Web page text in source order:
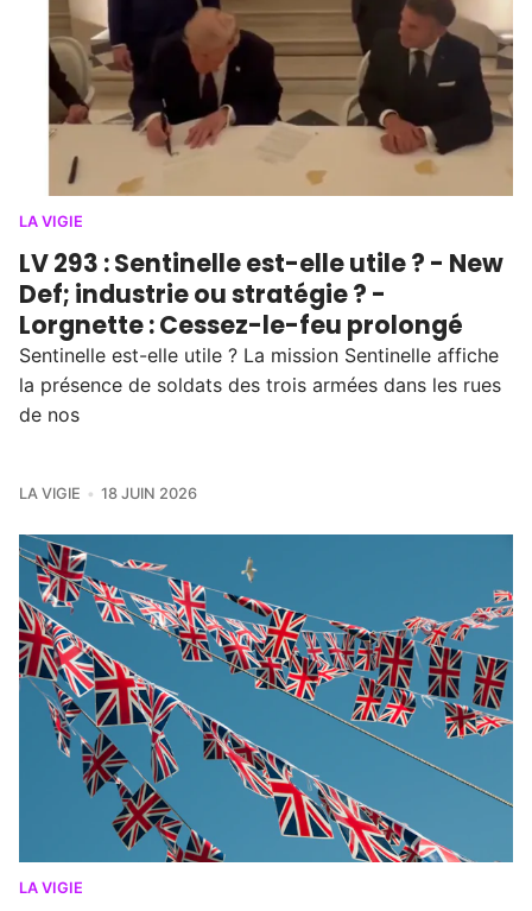
LA VIGIE
LV 293 : Sentinelle est-elle utile ? - New
Def; industrie ou stratégie ? -
Lorgnette : Cessez-le-feu prolongé
Sentinelle est-elle utile ? La mission Sentinelle affiche
la présence de soldats des trois armées dans les rues
de nos
LA VIGIE 18 JUIN 2026
LA VIGIE